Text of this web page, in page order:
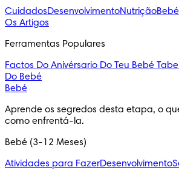
CuidadosDesenvolvimentoNutrição
Os Artigos
Ferramentas Populares
Factos Do Anivérsario Do Teu Bebé
Do Bebé
Bebé
Aprende os segredos desta etapa, o
como enfrentá-la.
Bebé (3-12 Meses)
Atividades para FazerDesenvolvimento